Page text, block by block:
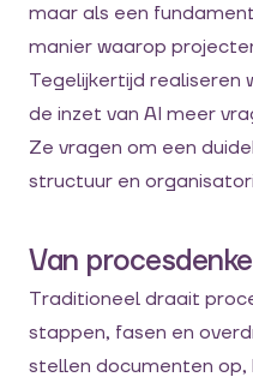
maar als een
manier waarop
Tegelijkertijd realiseren
de inzet van AI meer
Ze vragen om een
structuur en
Van
Traditioneel draait
stappen, fasen en
stellen documenten op,